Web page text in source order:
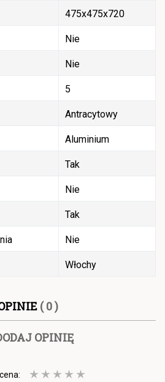
475x475x720
Nie
Nie
5
Antracytowy
Aluminium
Tak
Nie
Tak
Nie
Włochy
( 0 )
OPINIĘ